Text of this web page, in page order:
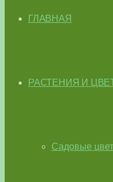
ГЛАВНАЯ
РАСТЕНИЯ И
Садовые